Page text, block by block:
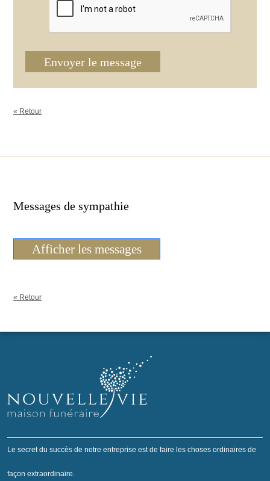
Envoyer le message
« Retour
Messages de sympathie
Afficher les messages
« Retour
Le secret du succès de notre entreprise est de faire les choses ordinaires de
façon extraordinaire.